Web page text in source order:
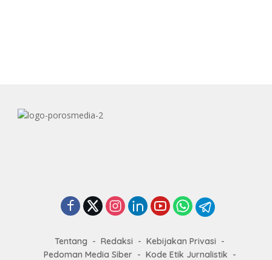
Tentang Redaksi
Kebijakan Privasi
Pedoman Media Siber
Kode Etik Jurnalistik